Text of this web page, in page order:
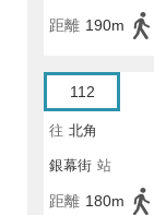
距離 190m
112
往 北角
銀幕街 站
距離 180m